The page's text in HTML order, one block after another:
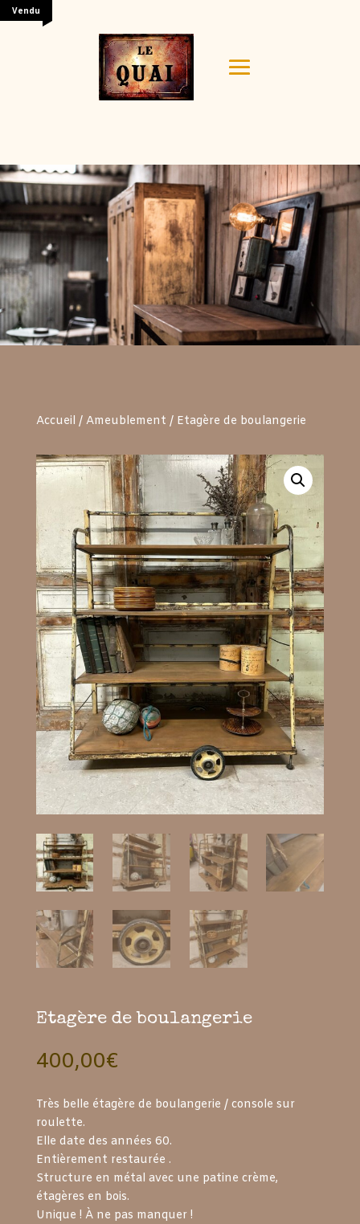
Vendu
Your content goes here. Edit or remove this text inline
or in the module Content settings. You can also style
every aspect of this content in the module Design
settings and even apply custom CSS to this text in the
module Advanced settings.
Accueil / Ameublement / Etagère de boulangerie
Etagère de boulangerie
400,00€
Très belle étagère de boulangerie / console sur
roulette.
Elle date des années 60.
Entièrement restaurée .
Structure en métal avec une patine crème,
étagères en bois.
Unique ! À ne pas manquer !